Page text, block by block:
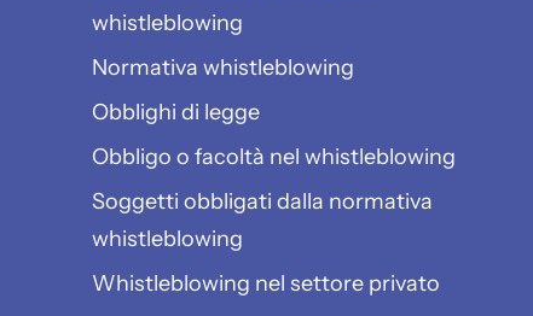
whistleblowing
Normativa whistleblowing
Obblighi di legge
Obbligo o facoltà nel whistleblowing
Soggetti obbligati dalla normativa
whistleblowing
Whistleblowing nel settore privato